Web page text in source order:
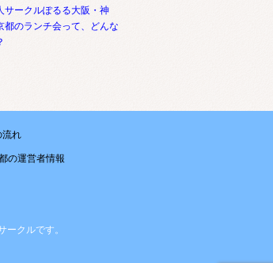
サークルぽるる大阪・神
都のランチ会って、どんな
流れ
の運営者情報
クルです。